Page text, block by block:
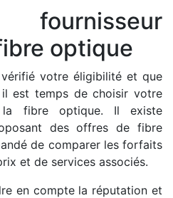
optique
votre éligibilité et que
est temps de choisir votre
la fibre optique. Il existe
des offres de fibre
de comparer les forfaits
et de services associés.
en compte la réputation et